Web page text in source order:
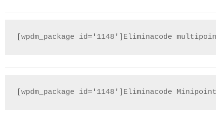
[wpdm_package id='1148']Eliminacode multipoint
[wpdm_package id='1148']Eliminacode Minipoint